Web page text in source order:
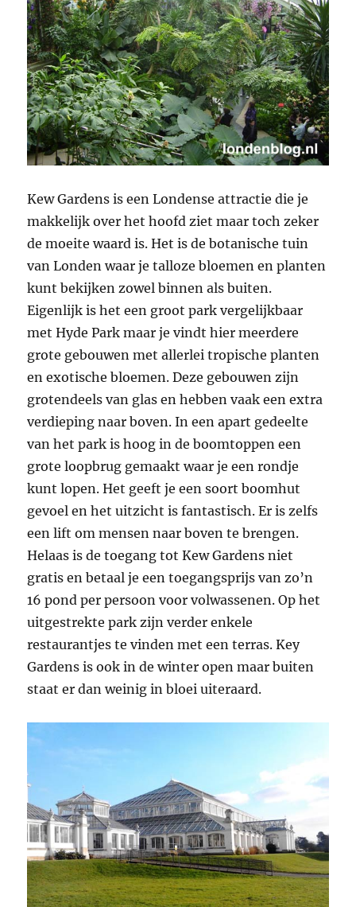
Kew Gardens is een Londense attractie die je
makkelijk over het hoofd ziet maar toch zeker
de moeite waard is. Het is de botanische tuin
van Londen waar je talloze bloemen en planten
kunt bekijken zowel binnen als buiten.
Eigenlijk is het een groot park vergelijkbaar
met Hyde Park maar je vindt hier meerdere
grote gebouwen met allerlei tropische planten
en exotische bloemen. Deze gebouwen zijn
grotendeels van glas en hebben vaak een extra
verdieping naar boven. In een apart gedeelte
van het park is hoog in de boomtoppen een
grote loopbrug gemaakt waar je een rondje
kunt lopen. Het geeft je een soort boomhut
gevoel en het uitzicht is fantastisch. Er is zelfs
een lift om mensen naar boven te brengen.
Helaas is de toegang tot Kew Gardens niet
gratis en betaal je een toegangsprijs van zo’n
16 pond per persoon voor volwassenen. Op het
uitgestrekte park zijn verder enkele
restaurantjes te vinden met een terras. Key
Gardens is ook in de winter open maar buiten
staat er dan weinig in bloei uiteraard.